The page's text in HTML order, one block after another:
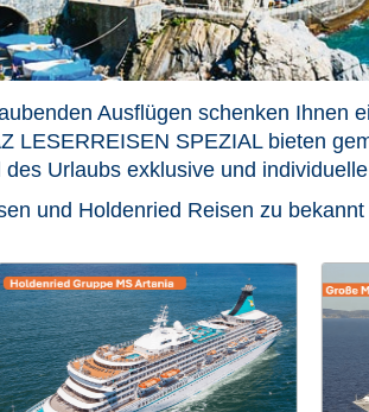
Ausflügen schenken Ihnen
LESERREISEN SPEZIAL bieten
Urlaubs exklusive und
und Holdenried Reisen zu